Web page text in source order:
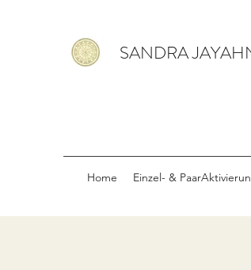
SANDRA
Home Einzel- &